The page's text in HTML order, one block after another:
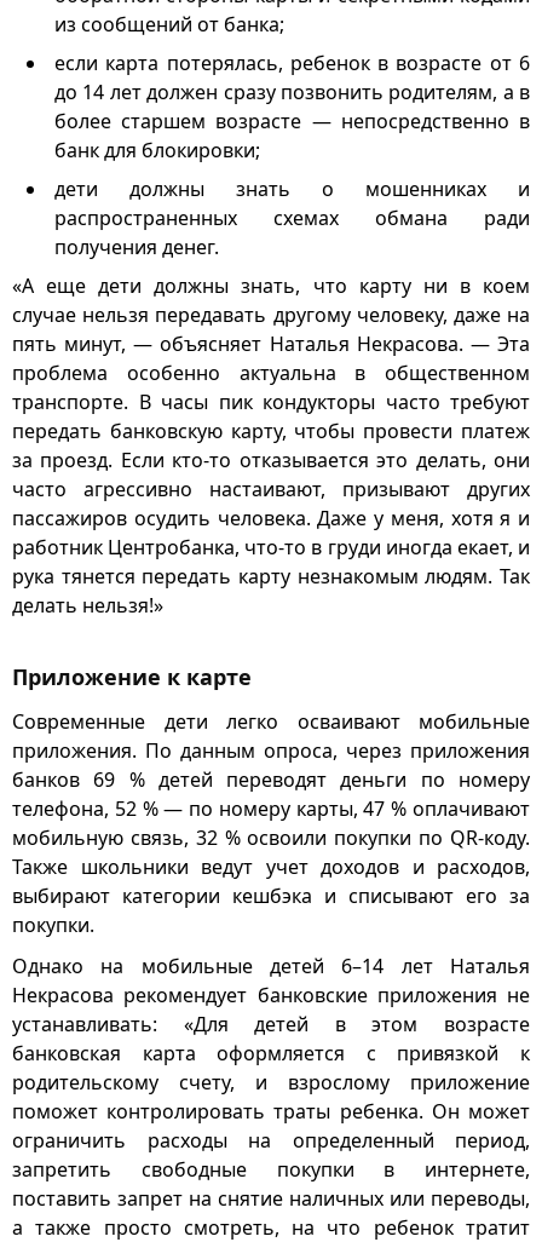
из сообщений от банка;
если карта потерялась, ребенок в возрасте от 6
до 14 лет должен сразу позвонить родителям, а в
более старшем возрасте — непосредственно в
банк для блокировки;
дети должны знать о мошенниках и
распространенных схемах обмана ради
получения денег.
«А еще дети должны знать, что карту ни в коем
случае нельзя передавать другому человеку, даже на
пять минут, — объясняет Наталья Некрасова. — Эта
проблема особенно актуальна в общественном
транспорте. В часы пик кондукторы часто требуют
передать банковскую карту, чтобы провести платеж
за проезд. Если кто-то отказывается это делать, они
часто агрессивно настаивают, призывают других
пассажиров осудить человека. Даже у меня, хотя я и
работник Центробанка, что-то в груди иногда екает, и
рука тянется передать карту незнакомым людям. Так
делать нельзя!»
Приложение к карте
Современные дети легко осваивают мобильные
приложения. По данным опроса, через приложения
банков 69 % детей переводят деньги по номеру
телефона, 52 % — по номеру карты, 47 % оплачивают
мобильную связь, 32 % освоили покупки по QR-коду.
Также школьники ведут учет доходов и расходов,
выбирают категории кешбэка и списывают его за
покупки.
Однако на мобильные детей 6–14 лет Наталья
Некрасова рекомендует банковские приложения не
устанавливать: «Для детей в этом возрасте
банковская карта оформляется с привязкой к
родительскому счету, и взрослому приложение
поможет контролировать траты ребенка. Он может
ограничить расходы на определенный период,
запретить свободные покупки в интернете,
поставить запрет на снятие наличных или переводы,
а также просто смотреть, на что ребенок тратит